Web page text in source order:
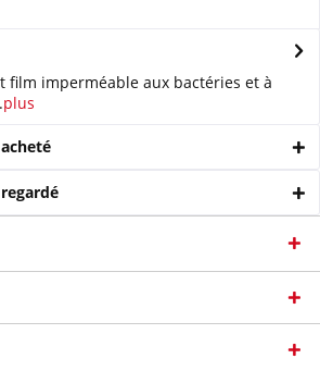
film imperméable aux bactéries et à
plus